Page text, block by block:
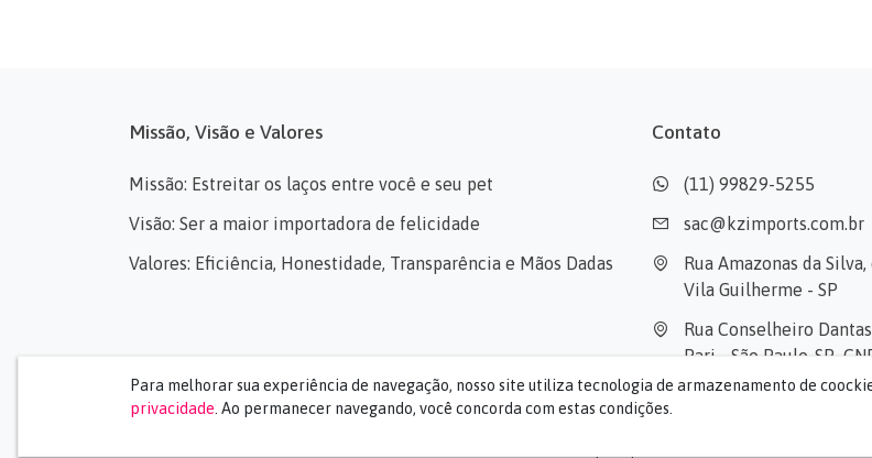
Para melhorar sua experiência de navegação, nosso site utiliza tecnologia de armazenamento de
privacidade . Ao permanecer navegando, você concorda com estas condições.
Missão, Visão e Valores
Missão: Estreitar os laços entre você e seu pet
Visão: Ser a maior importadora de felicidade
Valores: Eficiência, Honestidade, Transparência e Mãos Dadas
Contato
(11) 99829-5255
sac@kzimports.com.br
Rua Amazonas da Silva,
Vila Guilherme - SP
Rua Conselheiro
Pari - São Paulo-SP
39.503.515/0001-40